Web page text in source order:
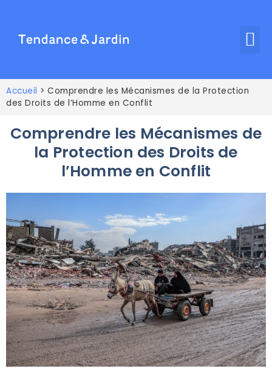
Accueil > Comprendre les Mécanismes de la Protection
des Droits de l’Homme en Conflit
Comprendre les Mécanismes de
la Protection des Droits de
l’Homme en Conflit